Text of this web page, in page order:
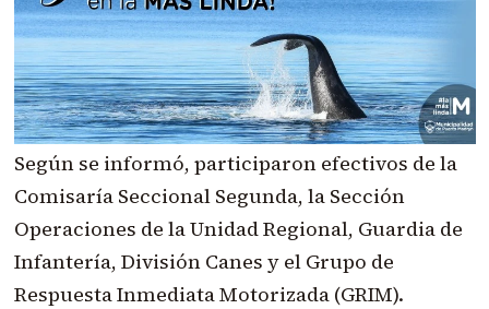
Según se informó, participaron efectivos de la
Comisaría Seccional Segunda, la Sección
Operaciones de la Unidad Regional, Guardia de
Infantería, División Canes y el Grupo de
Respuesta Inmediata Motorizada (GRIM).